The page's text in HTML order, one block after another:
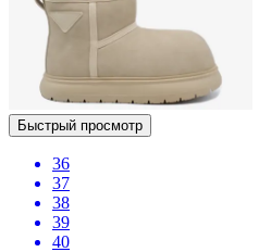
Быстрый просмотр
36
37
38
39
40